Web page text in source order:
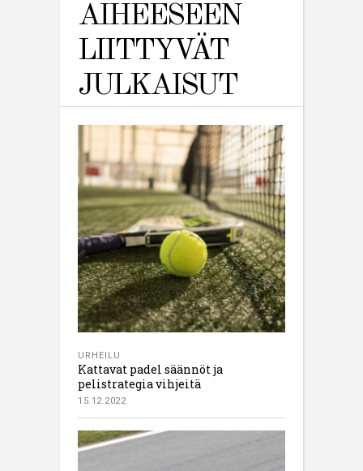
AIHEESEEN
LIITTYVÄT
JULKAISUT
URHEILU
Kattavat padel säännöt ja
pelistrategia vihjeitä
15.12.2022